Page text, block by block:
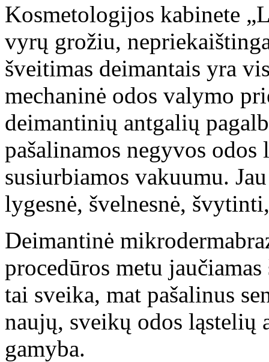
Kosmetologijos kabinete
vyrų grožiu,
šveitimas deimantais yra
mechaninė odos valymo
deimantinių antgalių
pašalinamos negyvos
susiurbiamos vakuumu.
lygesnė, švelnesnė,
Deimantinė
procedūros metu
tai sveika, mat pašalinus
naujų, sveikų odos ląstelių
gamyba.